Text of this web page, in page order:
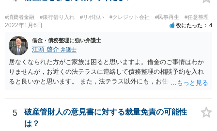
#消費者金融 #銀行借り入れ #リボ払い #クレジット会社 #民事再生 #任意整理
2022年1月6日 役にたった 4
借金・債務整理に強い弁護士
江頭 啓介 弁護士
居なくなられた方がご家族は困ると思いますよ。借金のご事情はわか
りませんが，お近くの法テラスに連絡して債務整理の相談予約を入れ
ると良いかと思います。 また，法テラス以外にも，お住いの都道府県
してみてください。
5
破産管財人の意見書に対する裁量免責の可能性
は？